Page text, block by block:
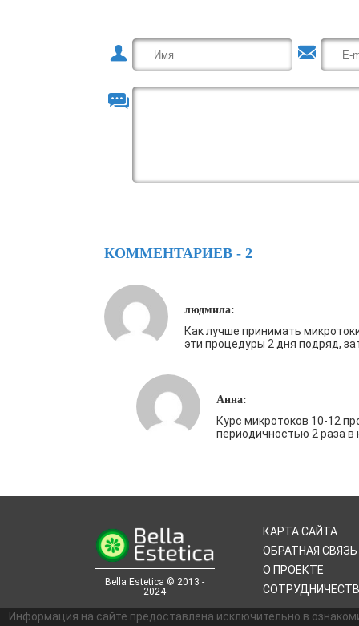
КОММЕНТАРИЕВ - 2
людмила:
Как лучше принимать
эти процедуры 2 дня подряд,
Анна:
Курс микротоков 10-12
периодичностью 2 раза в
Bella Estetica © 2013 -
2024
КАРТА САЙТА
ОБРАТНАЯ СВЯЗЬ
О ПРОЕКТЕ
Информация на сайте предоставлена исключительно в